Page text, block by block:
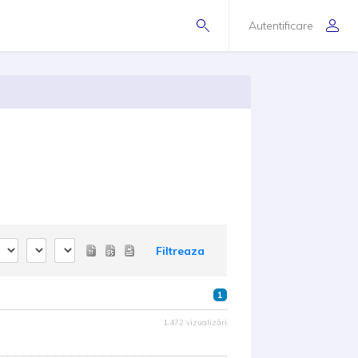
Autentificare
Filtreaza
1
1.472 vizualizări